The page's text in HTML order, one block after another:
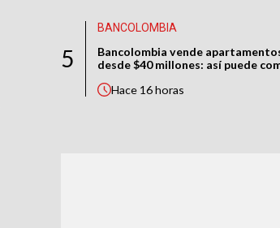
5
BANCOLOMBIA
Bancolombia vende
desde $40 millones: así puede
Hace 16 horas